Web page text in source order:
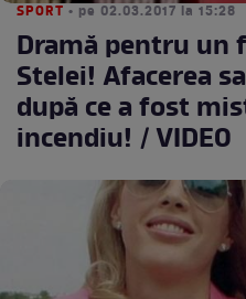
SPORT • pe 02.03.2017 la 15:28
Dramă pentru
Stelei! Afacerea
după ce a fost
incendiu! / VIDEO